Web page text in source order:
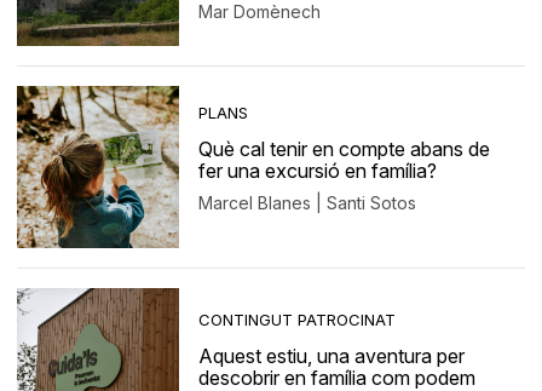
Mar Domènech
PLANS
Què cal tenir en compte abans de
fer una excursió en família?
Marcel Blanes | Santi Sotos
CONTINGUT PATROCINAT
Aquest estiu, una aventura per
descobrir en família com podem